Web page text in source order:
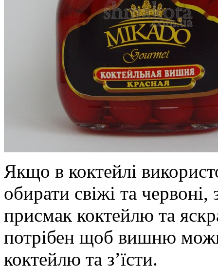
Якщо в коктейлі
обирати свіжі та
присмак коктейлю та
потрібен щоб вишню
коктейлю та з’їсти.